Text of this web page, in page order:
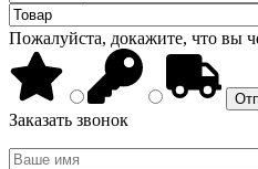
Пожалуйста, докажите, что вы
Заказать звонок